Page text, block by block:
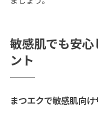
敏感肌でも安心
ント
まつエクで敏感肌向